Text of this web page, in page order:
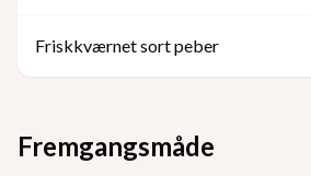
Friskkværnet sort peber
Fremgangsmåde